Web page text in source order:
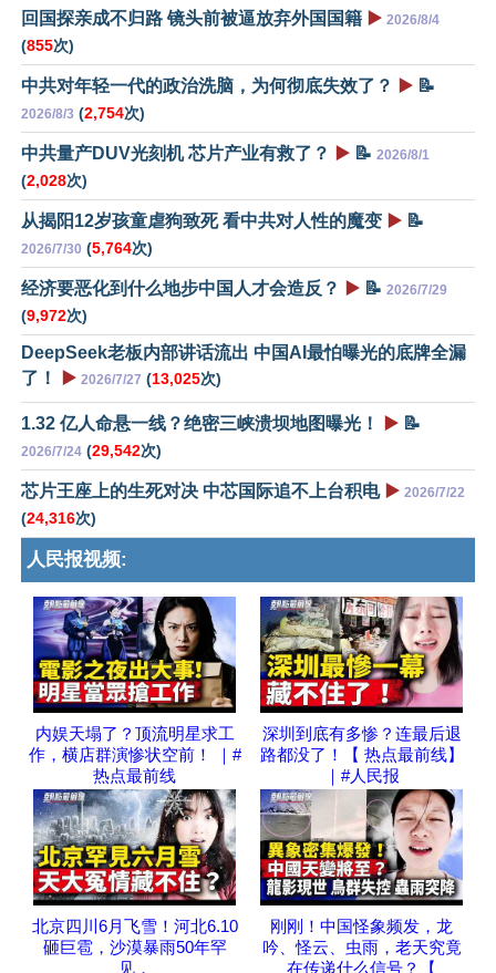
回国探亲成不归路 镜头前被逼放弃外国国籍 ▶️ 2026/8/4
(855次)
中共对年轻一代的政治洗脑，为何彻底失效了？ ▶️ 📝
2026/8/3 (2,754次)
中共量产DUV光刻机 芯片产业有救了？ ▶️ 📝 2026/8/1
(2,028次)
从揭阳12岁孩童虐狗致死 看中共对人性的魔变 ▶️ 📝
2026/7/30 (5,764次)
经济要恶化到什么地步中国人才会造反？ ▶️ 📝 2026/7/29
(9,972次)
DeepSeek老板内部讲话流出 中国AI最怕曝光的底牌全漏
了！
▶️ 2026/7/27 (13,025次)
1.32 亿人命悬一线？绝密三峡溃坝地图曝光！ ▶️ 📝
2026/7/24 (29,542次)
芯片王座上的生死对决 中芯国际追不上台积电 ▶️ 2026/7/22
(24,316次)
人民报视频:
内娱天塌了？顶流明星求工
作，横店群演惨状空前！ ｜#
热点最前线
深圳到底有多惨？连最后退
路都没了！【 热点最前线】
｜#人民报
北京四川6月飞雪！河北6.10
砸巨雹，沙漠暴雨50年罕
见，
刚刚！中国怪象频发，龙
吟、怪云、虫雨，老天究竟
在传递什么信号？【